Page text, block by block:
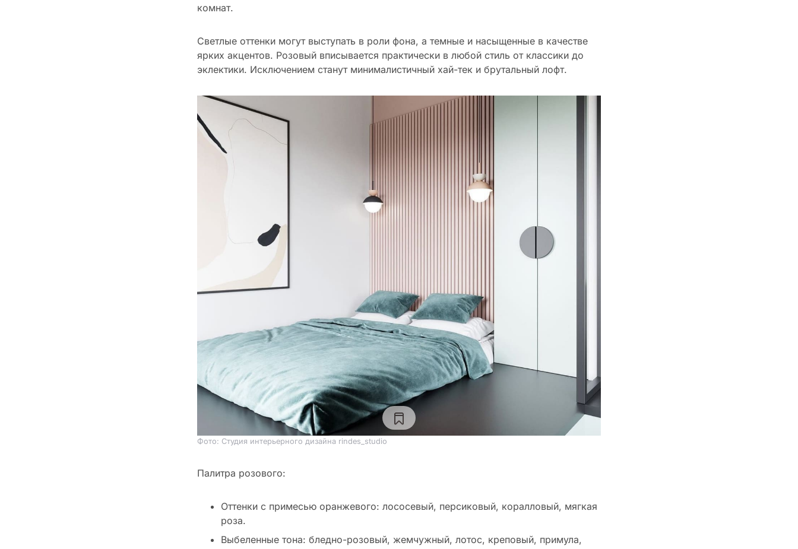
комнат.
Светлые оттенки могут выступать в роли фона, а темные и насыщенные в качестве
ярких акцентов. Розовый вписывается практически в любой стиль от классики до
эклектики. Исключением станут минималистичный хай-тек и брутальный лофт.
Фото: Студия интерьерного дизайна rindes_studio
Палитра розового:
Оттенки с примесью оранжевого: лососевый, персиковый, коралловый, мягкая
роза.
Выбеленные тона: бледно-розовый, жемчужный, лотос, креповый, примула,